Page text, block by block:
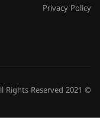
Privacy Policy
© 2021 Mishkah University | All Rights Reserved